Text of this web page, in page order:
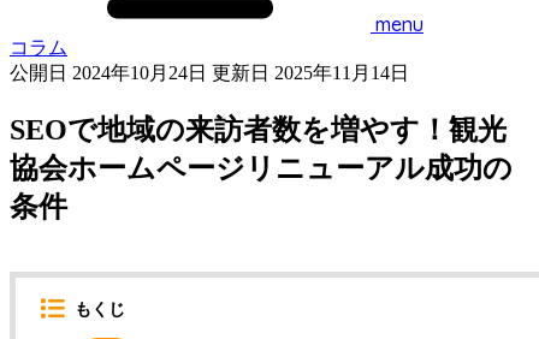
menu
コラム
公開日 2024年10月24日 更新日 2025年11月14日
SEOで地域の来訪者数を増やす！観光
協会ホームページリニューアル成功の
条件
もくじ